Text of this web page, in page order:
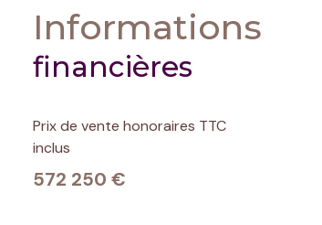
Informations
financières
Prix de vente honoraires TTC
inclus
572 250 €